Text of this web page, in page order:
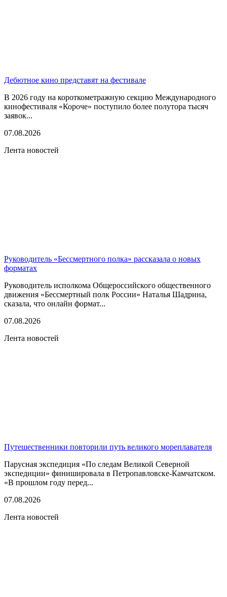
Дебютное кино представят на фестивале
В 2026 году на короткометражную секцию Международного
кинофестиваля «Короче» поступило более полутора тысяч
заявок...
07.08.2026
Лента новостей
Руководитель «Бессмертного полка» рассказала о новых
форматах
Руководитель исполкома Общероссийского общественного
движения «Бессмертный полк России» Наталья Шадрина,
сказала, что онлайн формат...
07.08.2026
Лента новостей
Путешественники повторили путь великого мореплавателя
Парусная экспедиция «По следам Великой Северной
экспедиции» финишировала в Петропавловске-Камчатском.
«В прошлом году перед...
07.08.2026
Лента новостей